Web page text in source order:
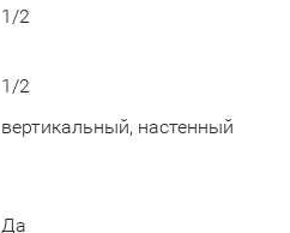
1/2
1/2
вертикальный, настенный
Да